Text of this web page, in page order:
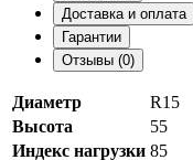
Доставка и оплата
Гарантии
Отзывы (0)
Диаметр
R15
Высота
55
Индекс нагрузки 85